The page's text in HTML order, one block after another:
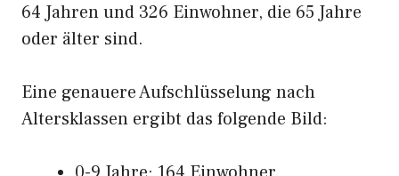
64 Jahren und 326 Einwohner, die 65 Jahre
oder älter sind.
Eine genauere Aufschlüsselung nach
Altersklassen ergibt das folgende Bild: